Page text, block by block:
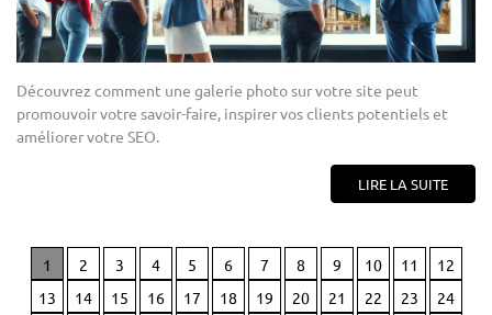
Découvrez comment une galerie photo sur votre site peut
promouvoir votre savoir-faire, inspirer vos clients potentiels et
améliorer votre SEO.
LIRE LA SUITE
1 2 3 4 5 6 7 8 9 10 11
12
13
14 15 16 17 18 19 20 21 22 23
24